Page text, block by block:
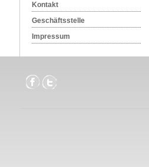
Kontakt
Geschäftsstelle
Impressum